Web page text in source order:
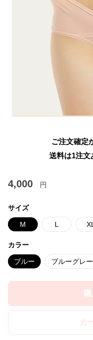
ご注文確定
送料は1注文
4,000 円
サイズ
M L XL
カラー
ブルー ブルーグレー
カ